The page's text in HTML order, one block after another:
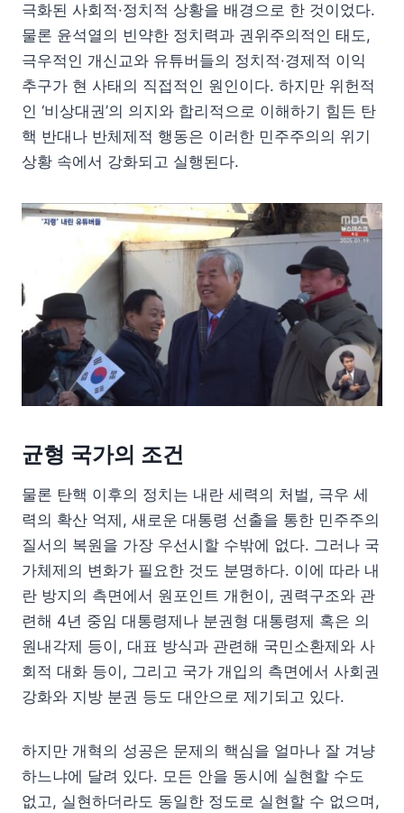
극화된 사회적·정치적 상황을 배경으로 한 것이었다.
물론 윤석열의 빈약한 정치력과 권위주의적인 태도,
극우적인 개신교와 유튜버들의 정치적·경제적 이익
추구가 현 사태의 직접적인 원인이다. 하지만 위헌적
인 ‘비상대권’의 의지와 합리적으로 이해하기 힘든 탄
핵 반대나 반체제적 행동은 이러한 민주주의의 위기
상황 속에서 강화되고 실행된다.
균형 국가의 조건
물론 탄핵 이후의 정치는 내란 세력의 처벌, 극우 세
력의 확산 억제, 새로운 대통령 선출을 통한 민주주의
질서의 복원을 가장 우선시할 수밖에 없다. 그러나 국
가체제의 변화가 필요한 것도 분명하다. 이에 따라 내
란 방지의 측면에서 원포인트 개헌이, 권력구조와 관
련해 4년 중임 대통령제나 분권형 대통령제 혹은 의
원내각제 등이, 대표 방식과 관련해 국민소환제와 사
회적 대화 등이, 그리고 국가 개입의 측면에서 사회권
강화와 지방 분권 등도 대안으로 제기되고 있다.
하지만 개혁의 성공은 문제의 핵심을 얼마나 잘 겨냥
하느냐에 달려 있다. 모든 안을 동시에 실현할 수도
없고, 실현하더라도 동일한 정도로 실현할 수 없으며,